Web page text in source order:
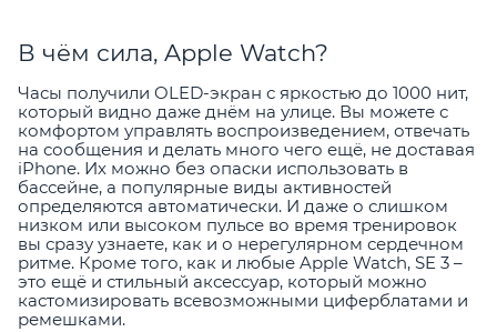
В чём сила, Apple Watch?
Часы получили OLED-экран с яркостью до 1000 нит,
который видно даже днём на улице. Вы можете с
комфортом управлять воспроизведением, отвечать
на сообщения и делать много чего ещё, не доставая
iPhone. Их можно без опаски использовать в
бассейне, а популярные виды активностей
определяются автоматически. И даже о слишком
низком или высоком пульсе во время тренировок
вы сразу узнаете, как и о нерегулярном сердечном
ритме. Кроме того, как и любые Apple Watch, SE 3 –
это ещё и стильный аксессуар, который можно
кастомизировать всевозможными циферблатами и
ремешками.